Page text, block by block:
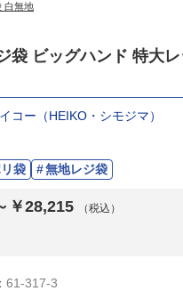
白無地
袋 ビッグハンド 特大レ
コー（HEIKO・シモジマ）
袋 無地レジ袋
￥28,215 （税込）
61-317-3